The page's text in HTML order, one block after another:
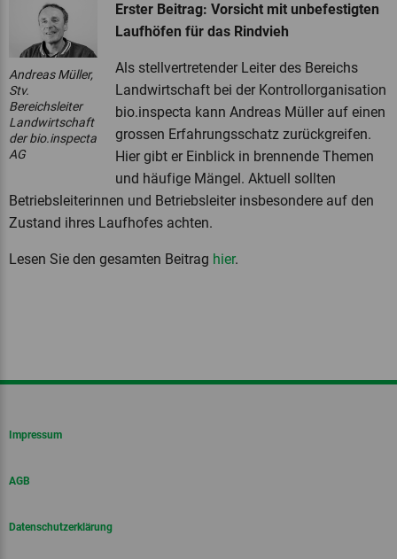
Andreas Müller,
Stv.
Bereichsleiter
Landwirtschaft
der bio.inspecta
AG
Erster Beitrag: Vorsicht mit unbefestigten
Laufhöfen für das Rindvieh
Als stellvertretender Leiter des Bereichs
Landwirtschaft bei der Kontrollorganisation
bio.inspecta kann Andreas Müller auf einen
grossen Erfahrungsschatz zurückgreifen.
Hier gibt er Einblick in brennende Themen
und häufige Mängel. Aktuell sollten
Betriebsleiterinnen und Betriebsleiter insbesondere auf den
Zustand ihres Laufhofes achten.
Lesen Sie den gesamten Beitrag hier.
Impressum
AGB
Datenschutzerklärung